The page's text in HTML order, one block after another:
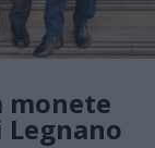
monete